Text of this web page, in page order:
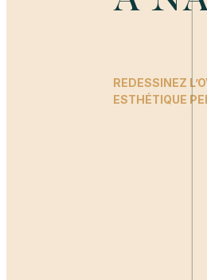
REDESSINEZ
ESTHÉTIQUE